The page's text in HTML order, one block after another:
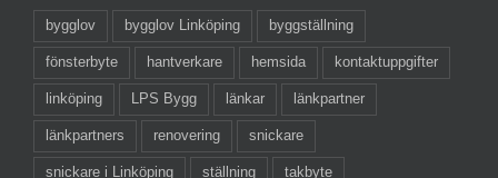
bygglov bygglov Linköping byggställning
fönsterbyte hantverkare hemsida kontaktuppgifter
linköping LPS Bygg länkar länkpartner
länkpartners renovering snickare
snickare i Linköping ställning takbyte